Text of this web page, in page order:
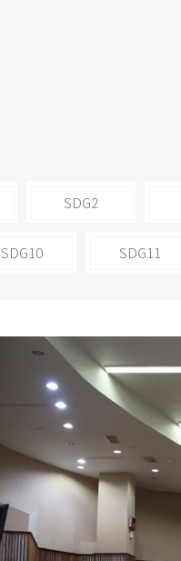
SDG2
SDG10 SDG11